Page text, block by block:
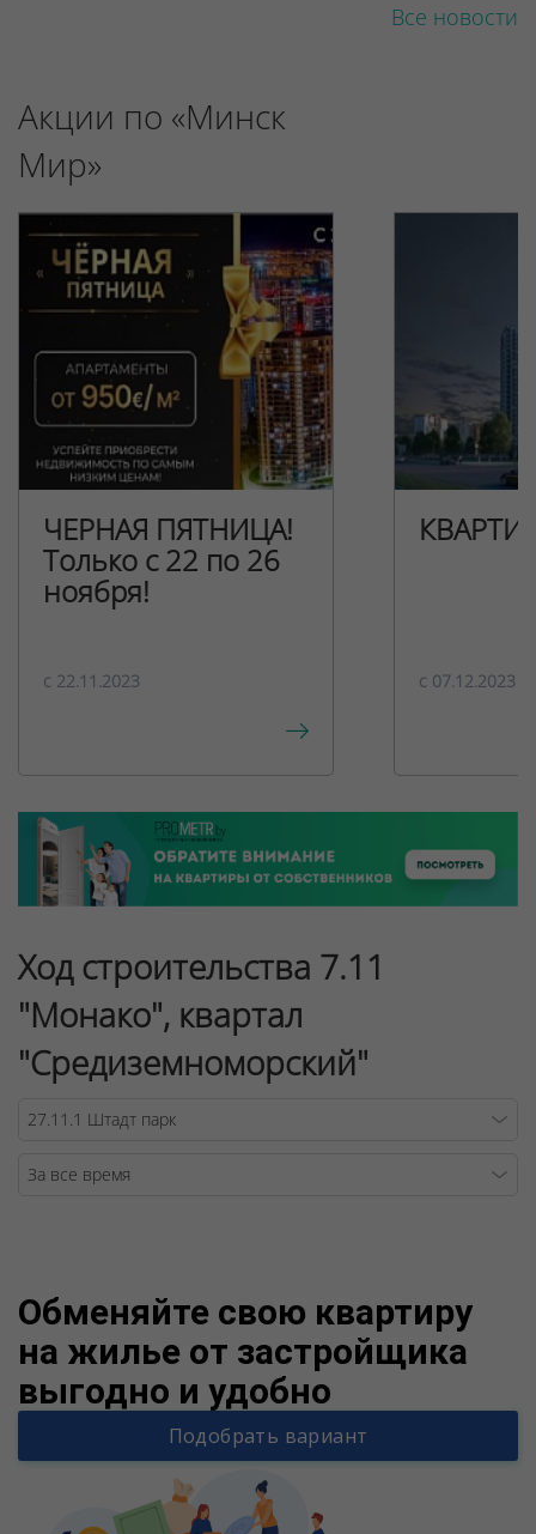
Все новости
Акции по «Минск
Мир»
ЧЕРНАЯ ПЯТНИЦА!
Только с 22 по 26
ноября!
c 22.11.2023 c 07.12.2023
Ход строительства 7.11
"Монако", квартал
"Средиземноморский"
Обменяйте свою квартиру
на жилье от застройщика
выгодно и удобно
Подобрать вариант